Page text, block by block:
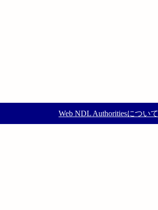
Web NDL Authoritiesについて